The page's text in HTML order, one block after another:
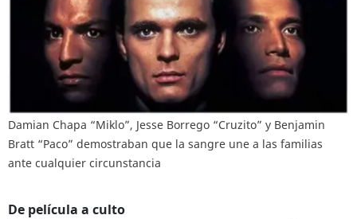
Damian Chapa “Miklo”, Jesse Borrego “Cruzito” y Benjamin
Bratt “Paco” demostraban que la sangre une a las familias
ante cualquier circunstancia
De película a culto